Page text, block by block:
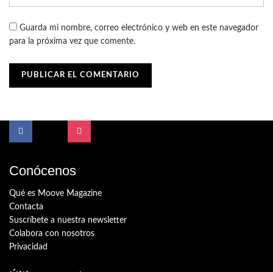
Guarda mi nombre, correo electrónico y web en este navegador
para la próxima vez que comente.
Conócenos
Qué es Moove Magazine
Contacta
Suscríbete a nuestra newsletter
Colabora con nosotros
Privacidad